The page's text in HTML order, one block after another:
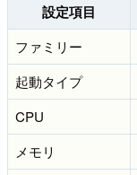
設定項目
ファミリー
起動タイプ
CPU
メモリ